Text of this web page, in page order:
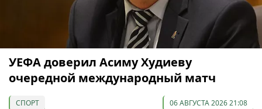
УЕФА доверил Асиму Худиеву
очередной международный матч
СПОРТ 06 АВГУСТА 2026 21:08